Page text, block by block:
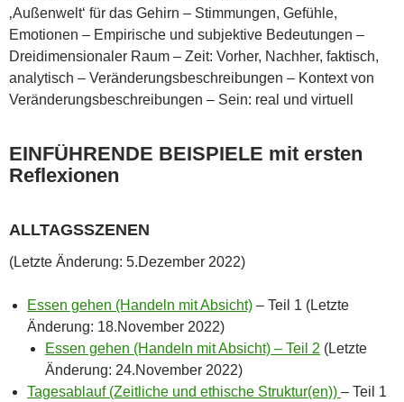
‚Außenwelt‘ für das Gehirn – Stimmungen, Gefühle,
Emotionen – Empirische und subjektive Bedeutungen –
Dreidimensionaler Raum – Zeit: Vorher, Nachher, faktisch,
analytisch – Veränderungsbeschreibungen – Kontext von
Veränderungsbeschreibungen – Sein: real und virtuell
EINFÜHRENDE BEISPIELE mit ersten
Reflexionen
ALLTAGSSZENEN
(Letzte Änderung: 5.Dezember 2022)
Essen gehen (Handeln mit Absicht) – Teil 1 (Letzte
Änderung: 18.November 2022)
Essen gehen (Handeln mit Absicht) – Teil 2 (Letzte
Änderung: 24.November 2022)
Tagesablauf (Zeitliche und ethische Struktur(en)) – Teil 1